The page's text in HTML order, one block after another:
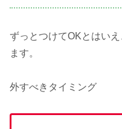
ずっとつけてOKとはい
ます。
外すべきタイミング